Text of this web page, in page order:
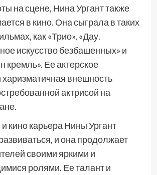
на сцене, Нина Ургант также
в кино. Она сыграла в таких
как «Трио», «Дау.
искусство безбашенных» и
кремль». Ее актерское
харизматичная внешность
актрисой на
кино карьера Нины Ургант
и она продолжает
своими яркими и
ролями. Ее талант и